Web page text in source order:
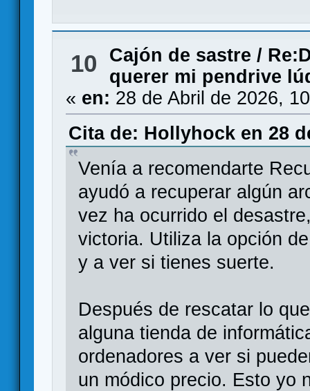
10 Cajón de sastre /
querer mi pendrive
« en: 28 de Abril de 2026,
Cita de: Hollyhock en 28
Venía a recomendarte
ayudó a recuperar algún
vez ha ocurrido el
victoria. Utiliza la opción
y a ver si tienes suerte.
Después de rescatar lo
alguna tienda de
ordenadores a ver si
un módico precio. Esto yo